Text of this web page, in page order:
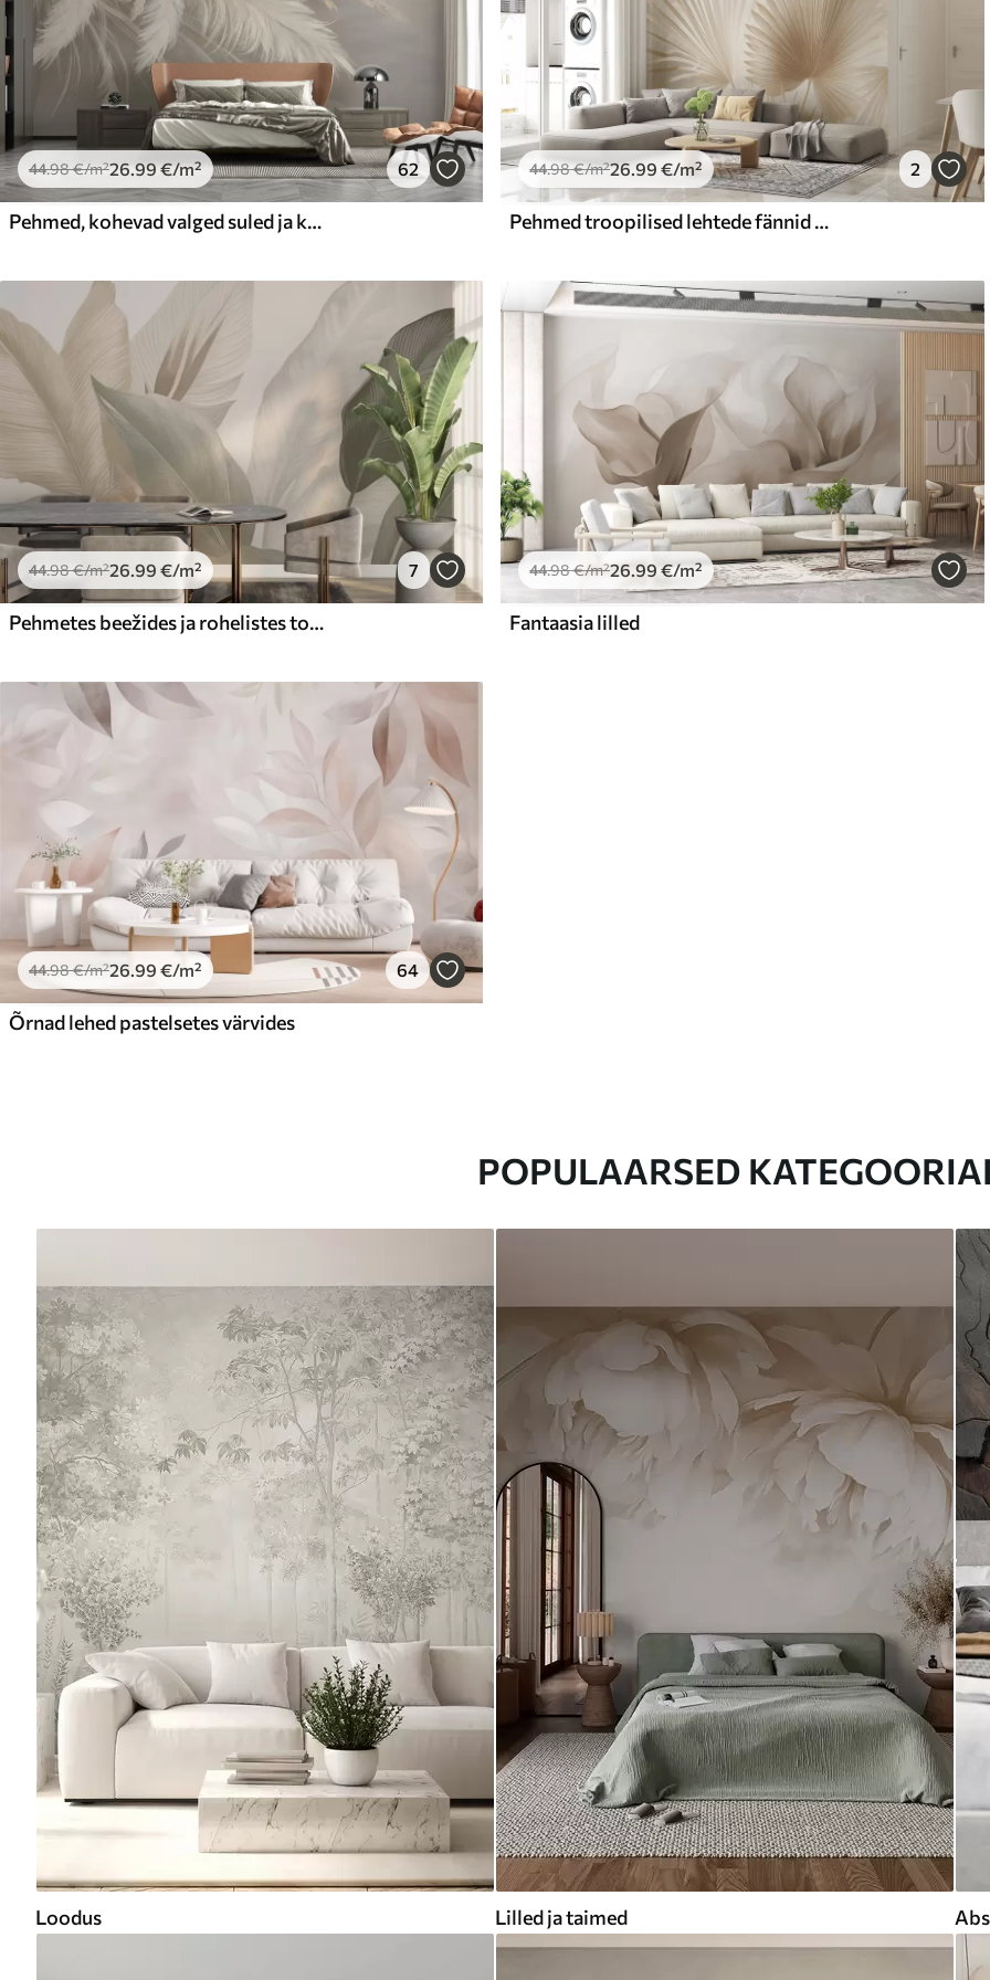
44.98€/m²26.99€/m² 62
Pehmed, kohevad valged suled ja kuivatatud lilled neutraalsel pastellbeežil taustal
44.98€/m²26.99 €/m² 2
Pehmed troopilised lehtede fännid helebeeži ja sinakate toonidega
44.98€/m²26 .99 €/m² 7
Pehmetes beežides ja rohelistes toonides troopilised lehed, akvarelli efektiga ja õrnade värvide üleminekutega
44.98€/m²26 .99 €/m²
Fantaasia lilled
44.98€/m²26.99 €/m² 64
Õrnad lehed pastelsetes värvides
POPULAARSED
Loodus Lilled ja taimed